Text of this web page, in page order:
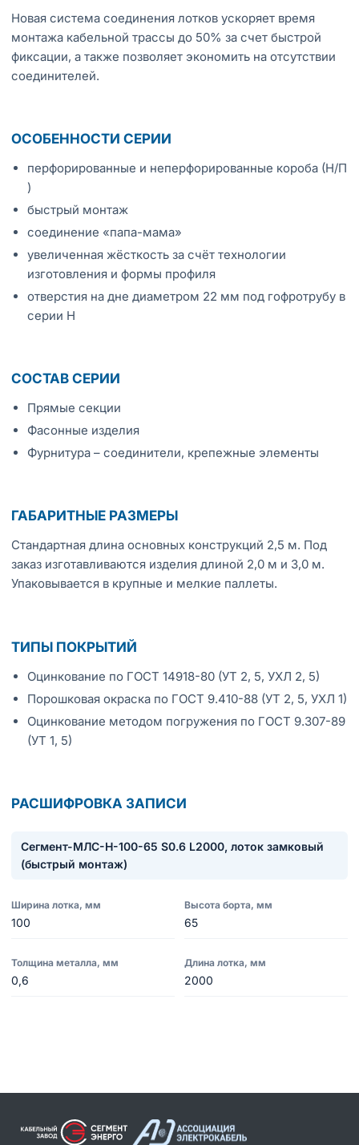
Новая система соединения лотков ускоряет время
монтажа кабельной трассы до 50% за счет быстрой
фиксации, а также позволяет экономить на отсутствии
соединителей.
ОСОБЕННОСТИ СЕРИИ
перфорированные и неперфорированные короба (Н/П
)
быстрый монтаж
соединение «папа-мама»
увеличенная жёсткость за счёт технологии
изготовления и формы профиля
отверстия на дне диаметром 22 мм под гофротрубу в
серии Н
СОСТАВ СЕРИИ
Прямые секции
Фасонные изделия
Фурнитура – соединители, крепежные элементы
ГАБАРИТНЫЕ РАЗМЕРЫ
Стандартная длина основных конструкций 2,5 м. Под
заказ изготавливаются изделия длиной 2,0 м и 3,0 м.
Упаковывается в крупные и мелкие паллеты.
ТИПЫ ПОКРЫТИЙ
Оцинкование по ГОСТ 14918-80 (УТ 2, 5, УХЛ 2, 5)
Порошковая окраска по ГОСТ 9.410-88 (УТ 2, 5, УХЛ 1)
Оцинкование методом погружения по ГОСТ 9.307-89
(УТ 1, 5)
РАСШИФРОВКА ЗАПИСИ
Сегмент-МЛC-Н-100-65 S0.6 L2000, лоток замковый
(быстрый монтаж)
Ширина лотка, мм
100
Высота борта, мм
65
Толщина металла, мм
0,6
Длина лотка, мм
2000